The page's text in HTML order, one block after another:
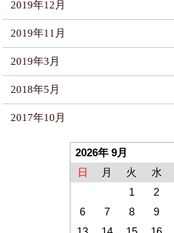
2019年12月
2019年11月
2019年3月
2018年5月
2017年10月
2026年 9月
日
月 火 水
1
2
6
7 8 9